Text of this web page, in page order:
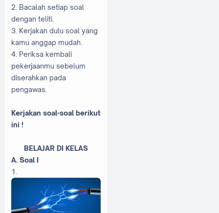
2. Bacalah setiap soal
dengan teliti.
3. Kerjakan dulu soal yang
kamu anggap mudah.
4. Periksa kembali
pekerjaanmu sebelum
diserahkan pada
pengawas.
Kerjakan soal-soal berikut
ini !
BELAJAR DI KELAS
A. Soal I
1.